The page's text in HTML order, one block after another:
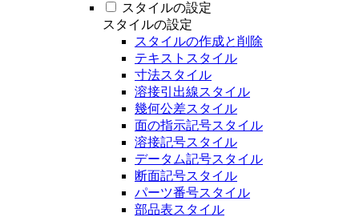
スタイルの設定
スタイルの設定
スタイルの作成と削除
テキストスタイル
寸法スタイル
溶接引出線スタイル
幾何公差スタイル
面の指示記号スタイル
溶接記号スタイル
データム記号スタイル
断面記号スタイル
パーツ番号スタイル
部品表スタイル